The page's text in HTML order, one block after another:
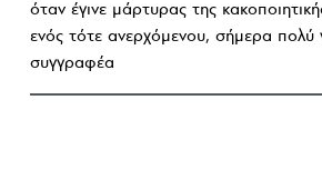
όταν έγινε μάρτυρας της
ενός τότε ανερχόμενου, σήμερα πολύ
συγγραφέα